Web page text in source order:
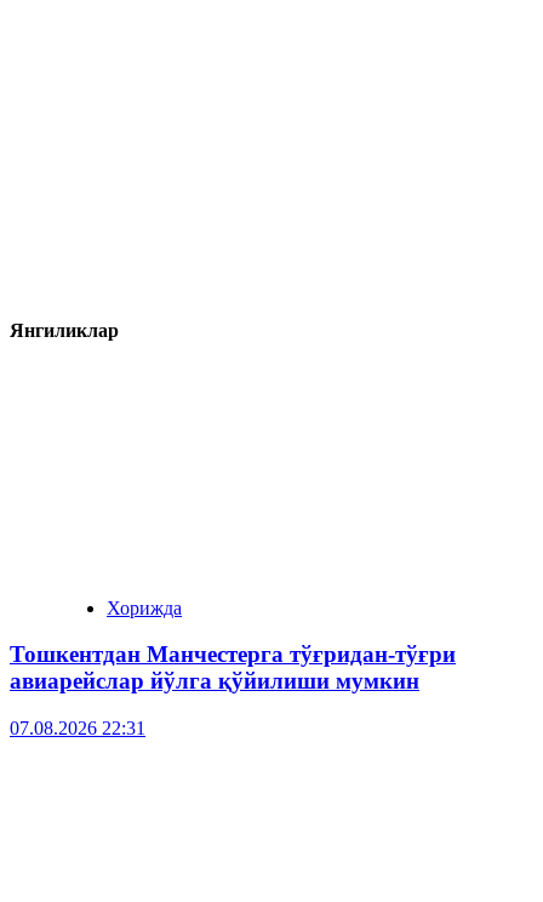
Янгиликлар
Хорижда
Тошкентдан Манчестерга тўғридан-тўғри
авиарейслар йўлга қўйилиши мумкин
07.08.2026 22:31